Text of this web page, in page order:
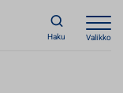
Haku Valikko